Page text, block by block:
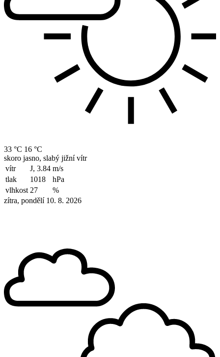
33 °C 16 °C
skoro jasno, slabý jižní vítr
vítr
J, 3.84 m/s
tlak
1018
hPa
vlhkost 27
%
zítra, pondělí 10. 8. 2026